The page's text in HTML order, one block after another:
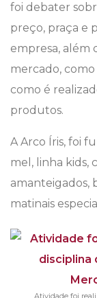
foi debater
preço, praça e
empresa, além
mercado,
como é
produtos.
A Arco Íris, foi
mel, linha kids,
amanteigados,
matinais